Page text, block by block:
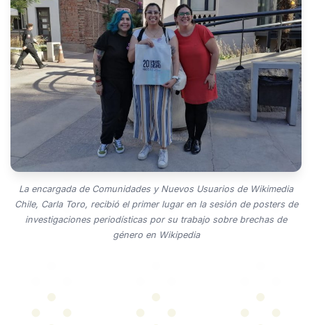
La encargada de Comunidades y Nuevos Usuarios de Wikimedia
Chile, Carla Toro, recibió el primer lugar en la sesión de posters de
investigaciones periodísticas por su trabajo sobre brechas de
género en Wikipedia